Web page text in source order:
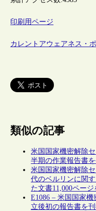
印刷用ページ
カレントアウェアネス・
類似の記事
米国国家機密解除
半期の作業報告書
米国国家機密解除
代のベルリンに関
た文書11,000ページ
E1086 – 米国国家
立後初の報告書を